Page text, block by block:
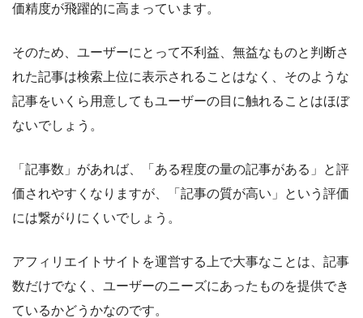
価精度が飛躍的に高まっています。
そのため、 ユーザーにとって不利益、無益なものと判断さ
れた記事は検索上位に表示されることはなく、そのような
記事をいくら用意してもユーザーの目に触れることはほぼ
ないでしょう 。
「記事数」があれば、「ある程度の量の記事がある」と評
価されやすくなりますが、「記事の質が高い」という評価
には繋がりにくいでしょう。
アフィリエイトサイトを運営する上で大事なことは、記事
数だけでなく、ユーザーのニーズにあったものを提供でき
ているかどうかなのです。